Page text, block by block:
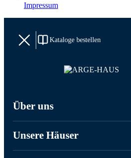
Impressum
Kataloge bestellen
Über uns
Unsere Häuser